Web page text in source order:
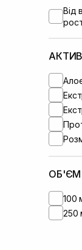
Від
ОБ'ЄМ
100
250